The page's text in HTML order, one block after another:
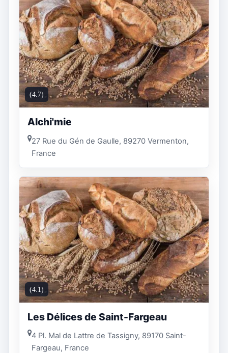
(4.7)
Alchi'mie
27 Rue du Gén de Gaulle, 89270 Vermenton,
France
(4.1)
Les Délices de Saint-Fargeau
4 Pl. Mal de Lattre de Tassigny, 89170 Saint-
Fargeau, France